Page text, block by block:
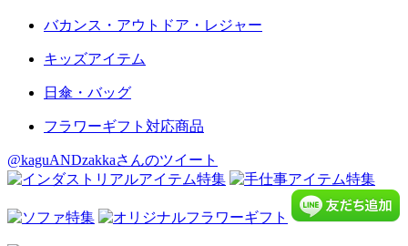
バカンス・アウトドア・レジャー
キッズアイテム
日傘・バッグ
フラワーギフト対応商品
@kaguANDzakkaさんのツイート